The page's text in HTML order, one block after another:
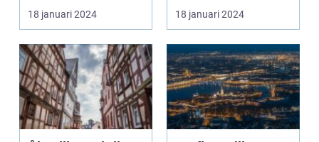
Europas mest
populära ...
18 januari 2024
Introduktion: Att flyg...
18 januari 2024